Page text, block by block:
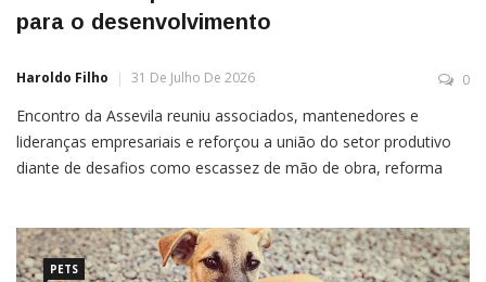
para o desenvolvimento
Haroldo Filho 31 De Julho De 2026 0
Encontro da Assevila reuniu associados, mantenedores e
lideranças empresariais e reforçou a união do setor produtivo
diante de desafios como escassez de mão de obra, reforma
PETS